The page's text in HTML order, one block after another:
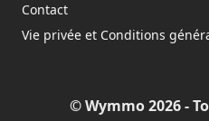
Contact
Vie privée et Conditions
© Wymmo 2026 -